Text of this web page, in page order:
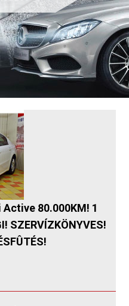
Active 80.000KM! 1
SZERVÍZKÖNYVES!